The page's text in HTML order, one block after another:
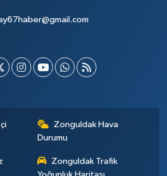
Zonguldak Hava
Durumu
Zonguldak Trafik